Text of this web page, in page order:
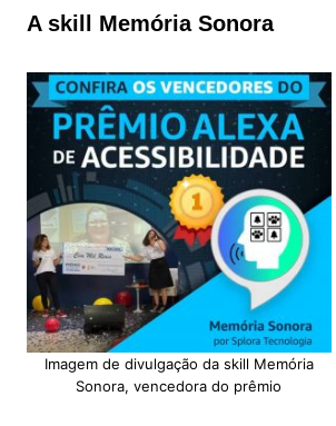
A skill Memória Sonora
Imagem de divulgação da skill Memória
Sonora, vencedora do prêmio